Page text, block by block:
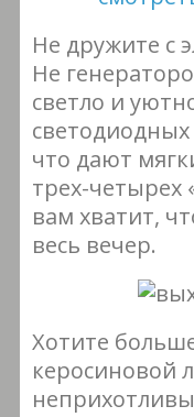
Не дружите с
Не
светло и
что дают
трех-четырех
вам хватит,
весь вечер.
Хотите
керосиновой